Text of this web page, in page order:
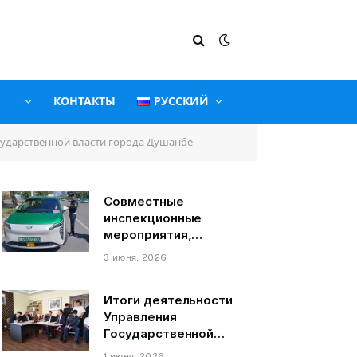
КОНТАКТЫ РУССКИЙ
власти города Душанбе
Совместные
инспекционные
мероприятия,
связанные с
средствами на
территории города
Душанбе
3 июня, 2026
Итоги деятельности
Управления
Государственной
службы по надзору и